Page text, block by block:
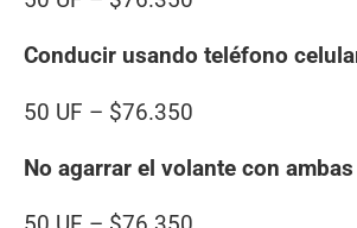
Conducir usando teléfono
50 UF – $76.350
No agarrar el volante con